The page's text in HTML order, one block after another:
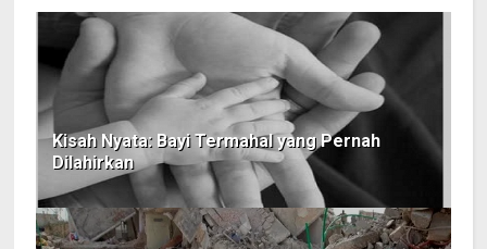
Kisah Nyata: Bayi Termahal yang Pernah
Dilahirkan